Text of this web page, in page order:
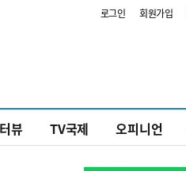
로그인 회원가입
뷰 TV국제 오피니언